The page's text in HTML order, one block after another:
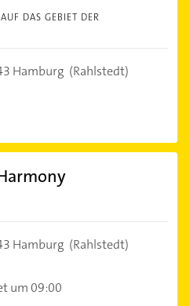
DAS GEBIET DER
Hamburg (Rahlstedt)
Hamburg (Rahlstedt)
um 09:00